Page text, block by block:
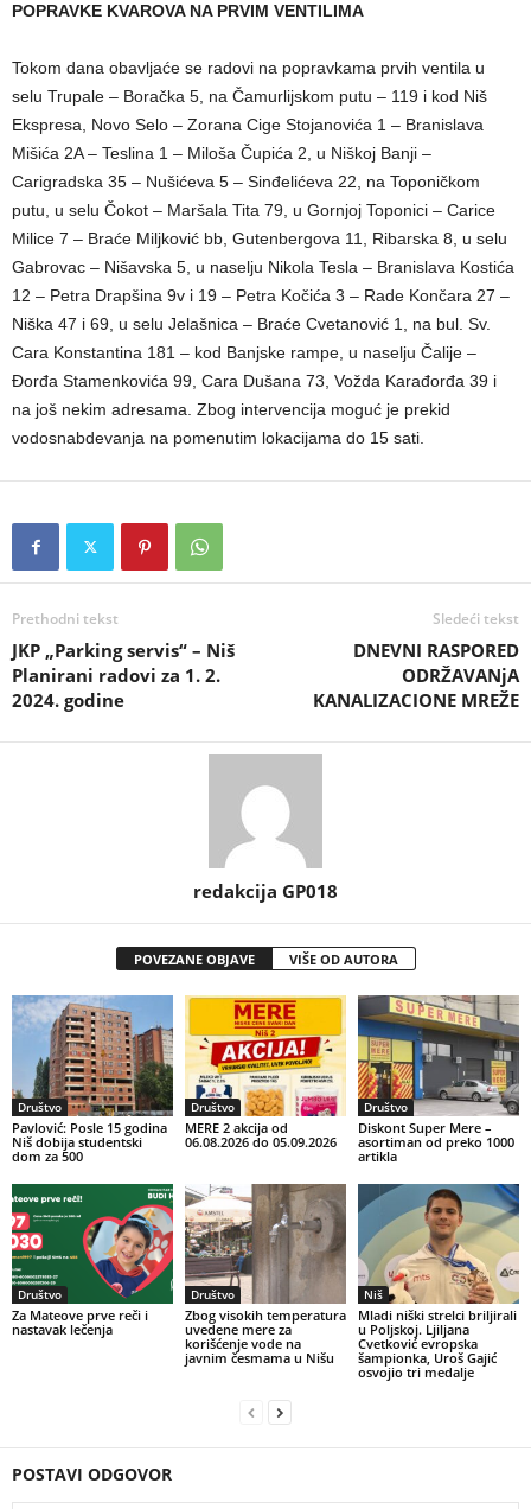
POPRAVKE KVAROVA NA PRVIM VENTILIMA
Tokom dana obavljaće se radovi na popravkama prvih ventila u
selu Trupale – Boračka 5, na Čamurlijskom putu – 119 i kod Niš
Ekspresa, Novo Selo – Zorana Cige Stojanovića 1 – Branislava
Mišića 2A – Teslina 1 – Miloša Čupića 2, u Niškoj Banji –
Carigradska 35 – Nušićeva 5 – Sinđelićeva 22, na Toponičkom
putu, u selu Čokot – Maršala Tita 79, u Gornjoj Toponici – Carice
Milice 7 – Braće Miljković bb, Gutenbergova 11, Ribarska 8, u selu
Gabrovac – Nišavska 5, u naselju Nikola Tesla – Branislava Kostića
12 – Petra Drapšina 9v i 19 – Petra Kočića 3 – Rade Končara 27 –
Niška 47 i 69, u selu Jelašnica – Braće Cvetanović 1, na bul. Sv.
Cara Konstantina 181 – kod Banjske rampe, u naselju Čalije –
Đorđa Stamenkovića 99, Cara Dušana 73, Vožda Karađorđa 39 i
na još nekim adresama. Zbog intervencija moguć je prekid
vodosnabdevanja na pomenutim lokacijama do 15 sati.
Prethodni tekst
JKP „Parking servis“ – Niš
Planirani radovi za 1. 2.
2024. godine
Sledeći tekst
DNEVNI RASPORED
ODRŽAVANjA
KANALIZACIONE MREŽE
redakcija GP018
POVEZANE OBJAVE VIŠE OD AUTORA
Društvo
Pavlović: Posle 15 godina
Niš dobija studentski
dom za 500
Društvo
MERE 2 akcija od
06.08.2026 do 05.09.2026
Društvo
Diskont Super Mere –
asortiman od preko 1000
artikla
Društvo
Za Mateove prve reči i
nastavak lečenja
Društvo
Zbog visokih temperatura
uvedene mere za
korišćenje vode na
javnim česmama u Nišu
Niš
Mladi niški strelci briljirali
u Poljskoj. Ljiljana
Cvetković evropska
šampionka, Uroš Gajić
osvojio tri medalje
POSTAVI ODGOVOR